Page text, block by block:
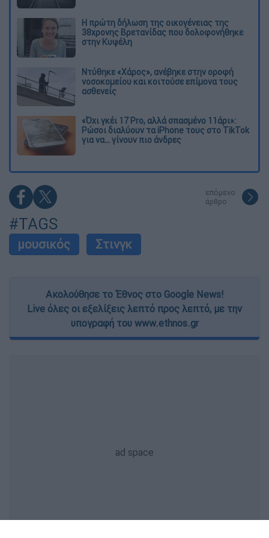
Η πρώτη δήλωση της οικογένειας της
38χρονης Βρετανίδας που δολοφονήθηκε
στην Κυψέλη
Ντύθηκε «Χάρος», ανέβηκε στην οροφή
νοσοκομείου και κοιτούσε επίμονα τους
ασθενείς
«Όχι γκέι 17 Pro, αλλά σπασμένο 11άρι»:
Ρώσοι διαλύουν τα iPhone τους στο TikTok
για να... γίνουν πιο άνδρες
επόμενο
άρθρο
#TAGS
μουσικός Στινγκ
Ακολούθησε το Έθνος στο Google News!
Live όλες οι εξελίξεις λεπτό προς λεπτό, με την
υπογραφή του www.ethnos.gr